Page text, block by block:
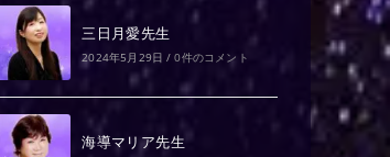
三日月愛先生
2024年5月29日 / 0件のコメント
海導マリア先生